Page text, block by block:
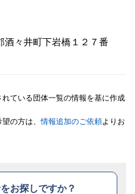
々井町下岩橋１２７番
ている団体一覧の情報を基に作成
望の方は、情報追加のご依頼よりお
お探しですか？